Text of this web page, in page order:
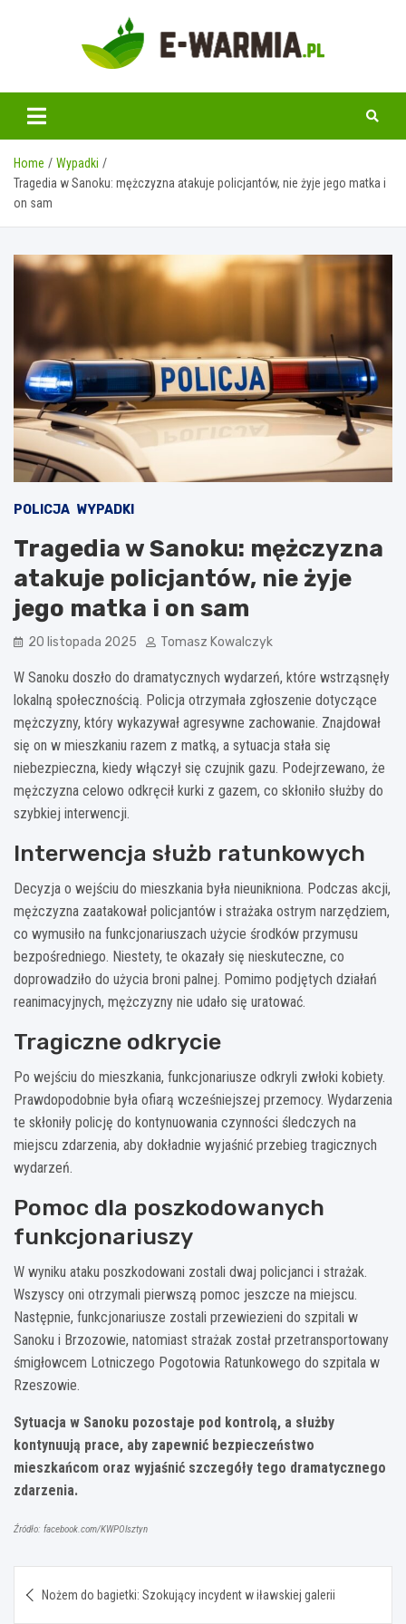
www.e-warmia.pl
Home
Wypadki
Tragedia w Sanoku: mężczyzna atakuje policjantów, nie żyje jego matka i
on sam
POLICJA WYPADKI
Tragedia w Sanoku: mężczyzna
atakuje policjantów, nie żyje
jego matka i on sam
20 listopada 2025 Tomasz Kowalczyk
W Sanoku doszło do dramatycznych wydarzeń, które wstrząsnęły
lokalną społecznością. Policja otrzymała zgłoszenie dotyczące
mężczyzny, który wykazywał agresywne zachowanie. Znajdował
się on w mieszkaniu razem z matką, a sytuacja stała się
niebezpieczna, kiedy włączył się czujnik gazu. Podejrzewano, że
mężczyzna celowo odkręcił kurki z gazem, co skłoniło służby do
szybkiej interwencji.
Interwencja służb ratunkowych
Decyzja o wejściu do mieszkania była nieunikniona. Podczas akcji,
mężczyzna zaatakował policjantów i strażaka ostrym narzędziem,
co wymusiło na funkcjonariuszach użycie środków przymusu
bezpośredniego. Niestety, te okazały się nieskuteczne, co
doprowadziło do użycia broni palnej. Pomimo podjętych działań
reanimacyjnych, mężczyzny nie udało się uratować.
Tragiczne odkrycie
Po wejściu do mieszkania, funkcjonariusze odkryli zwłoki kobiety.
Prawdopodobnie była ofiarą wcześniejszej przemocy. Wydarzenia
te skłoniły policję do kontynuowania czynności śledczych na
miejscu zdarzenia, aby dokładnie wyjaśnić przebieg tragicznych
wydarzeń.
Pomoc dla poszkodowanych
funkcjonariuszy
W wyniku ataku poszkodowani zostali dwaj policjanci i strażak.
Wszyscy oni otrzymali pierwszą pomoc jeszcze na miejscu.
Następnie, funkcjonariusze zostali przewiezieni do szpitali w
Sanoku i Brzozowie, natomiast strażak został przetransportowany
śmigłowcem Lotniczego Pogotowia Ratunkowego do szpitala w
Rzeszowie.
Sytuacja w Sanoku pozostaje pod kontrolą, a służby
kontynuują prace, aby zapewnić bezpieczeństwo
mieszkańcom oraz wyjaśnić szczegóły tego dramatycznego
zdarzenia.
Źródło: facebook.com/KWPOlsztyn
wpisu
Nożem do bagietki: Szokujący incydent w iławskiej galerii